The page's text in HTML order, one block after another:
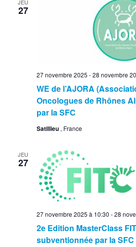
JEU
27
WE de l’AJORA
Oncologues de Rhônes
par la SFC
27 novembre 2025 -28 novembre
Satillieu , France
JEU
27
2e Edition MasterClass
subventionnée par la SFC
27 novembre 2025 à 10:30 -28